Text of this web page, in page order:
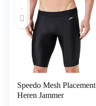
Speedo Mesh Placement
Heren Jammer